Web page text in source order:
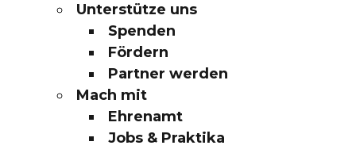
Unterstütze uns
Spenden
Fördern
Partner werden
Mach mit
Ehrenamt
Jobs & Praktika